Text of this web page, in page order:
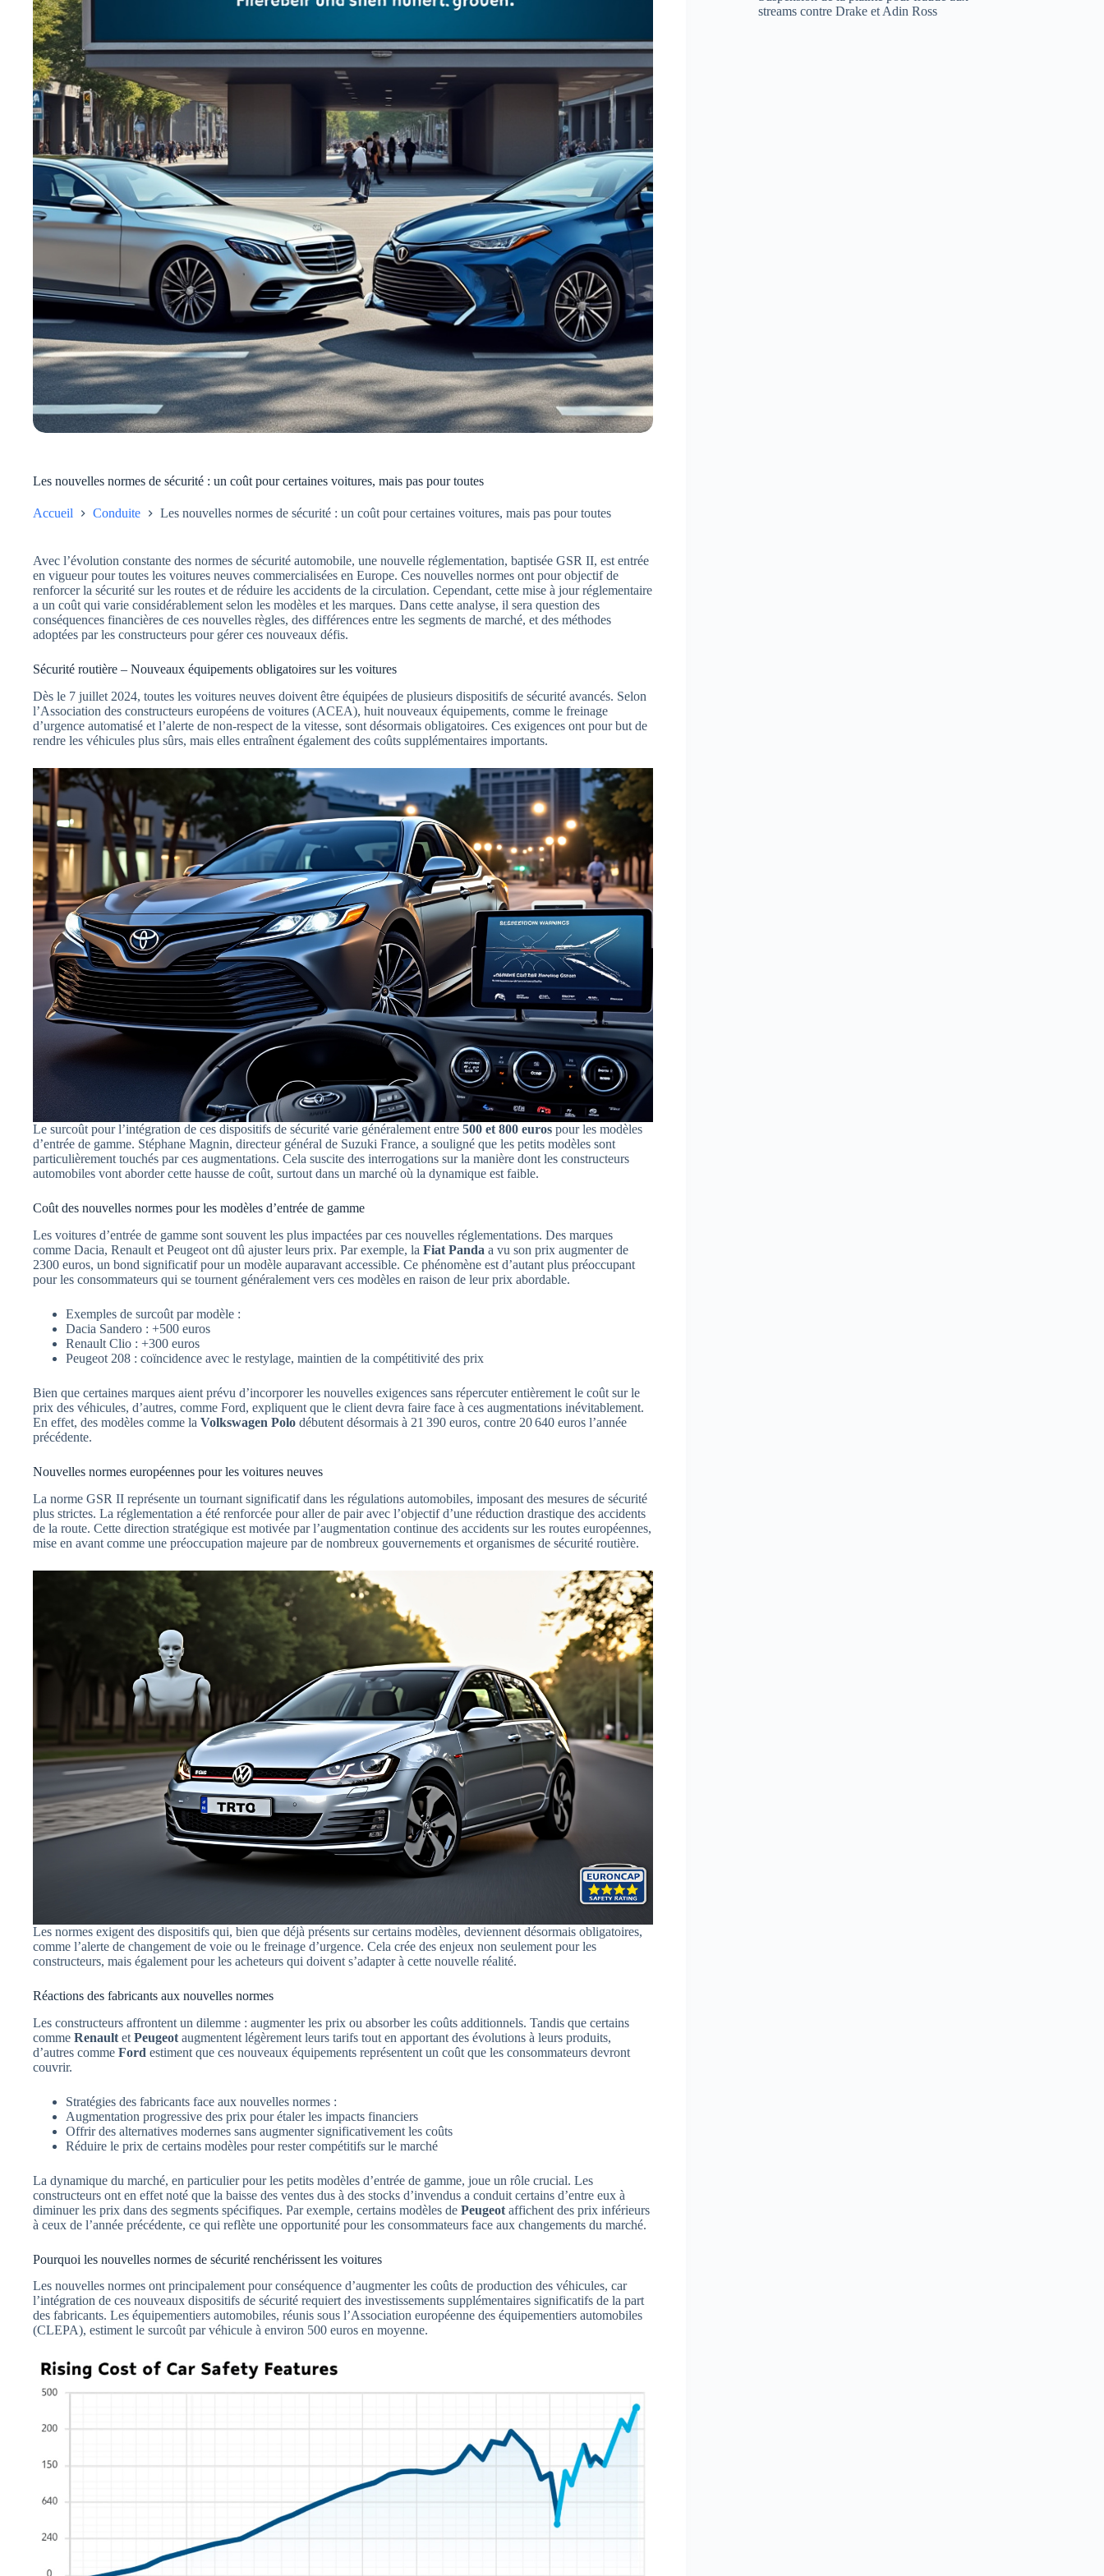
Les nouvelles normes de sécurité : un coût pour certaines voitures, mais pas pour toutes
Accueil Conduite Les nouvelles normes de sécurité : un coût pour certaines voitures, mais pas pour toutes
Avec l’évolution constante des normes de sécurité automobile, une nouvelle réglementation, baptisée GSR II, est entrée
en vigueur pour toutes les voitures neuves commercialisées en Europe. Ces nouvelles normes ont pour objectif de
renforcer la sécurité sur les routes et de réduire les accidents de la circulation. Cependant, cette mise à jour réglementaire
a un coût qui varie considérablement selon les modèles et les marques. Dans cette analyse, il sera question des
conséquences financières de ces nouvelles règles, des différences entre les segments de marché, et des méthodes
adoptées par les constructeurs pour gérer ces nouveaux défis.
Sécurité routière – Nouveaux équipements obligatoires sur les voitures
Dès le 7 juillet 2024, toutes les voitures neuves doivent être équipées de plusieurs dispositifs de sécurité avancés. Selon
l’Association des constructeurs européens de voitures (ACEA), huit nouveaux équipements, comme le freinage
d’urgence automatisé et l’alerte de non-respect de la vitesse, sont désormais obligatoires. Ces exigences ont pour but de
rendre les véhicules plus sûrs, mais elles entraînent également des coûts supplémentaires importants.
Le surcoût pour l’intégration de ces dispositifs de sécurité varie généralement entre 500 et 800 euros pour les modèles
d’entrée de gamme. Stéphane Magnin, directeur général de Suzuki France, a souligné que les petits modèles sont
particulièrement touchés par ces augmentations. Cela suscite des interrogations sur la manière dont les constructeurs
automobiles vont aborder cette hausse de coût, surtout dans un marché où la dynamique est faible.
Coût des nouvelles normes pour les modèles d’entrée de gamme
Les voitures d’entrée de gamme sont souvent les plus impactées par ces nouvelles réglementations. Des marques
comme Dacia, Renault et Peugeot ont dû ajuster leurs prix. Par exemple, la Fiat Panda a vu son prix augmenter de
2300 euros, un bond significatif pour un modèle auparavant accessible. Ce phénomène est d’autant plus préoccupant
pour les consommateurs qui se tournent généralement vers ces modèles en raison de leur prix abordable.
Exemples de surcoût par modèle :
Dacia Sandero : +500 euros
Renault Clio : +300 euros
Peugeot 208 : coïncidence avec le restylage, maintien de la compétitivité des prix
Bien que certaines marques aient prévu d’incorporer les nouvelles exigences sans répercuter entièrement le coût sur le
prix des véhicules, d’autres, comme Ford, expliquent que le client devra faire face à ces augmentations inévitablement.
En effet, des modèles comme la Volkswagen Polo débutent désormais à 21 390 euros, contre 20 640 euros l’année
précédente.
Nouvelles normes européennes pour les voitures neuves
La norme GSR II représente un tournant significatif dans les régulations automobiles, imposant des mesures de sécurité
plus strictes. La réglementation a été renforcée pour aller de pair avec l’objectif d’une réduction drastique des accidents
de la route. Cette direction stratégique est motivée par l’augmentation continue des accidents sur les routes européennes,
mise en avant comme une préoccupation majeure par de nombreux gouvernements et organismes de sécurité routière.
Les normes exigent des dispositifs qui, bien que déjà présents sur certains modèles, deviennent désormais obligatoires,
comme l’alerte de changement de voie ou le freinage d’urgence. Cela crée des enjeux non seulement pour les
constructeurs, mais également pour les acheteurs qui doivent s’adapter à cette nouvelle réalité.
Réactions des fabricants aux nouvelles normes
Les constructeurs affrontent un dilemme : augmenter les prix ou absorber les coûts additionnels. Tandis que certains
comme Renault et Peugeot augmentent légèrement leurs tarifs tout en apportant des évolutions à leurs produits,
d’autres comme Ford estiment que ces nouveaux équipements représentent un coût que les consommateurs devront
couvrir.
Stratégies des fabricants face aux nouvelles normes :
Augmentation progressive des prix pour étaler les impacts financiers
Offrir des alternatives modernes sans augmenter significativement les coûts
Réduire le prix de certains modèles pour rester compétitifs sur le marché
La dynamique du marché, en particulier pour les petits modèles d’entrée de gamme, joue un rôle crucial. Les
constructeurs ont en effet noté que la baisse des ventes dus à des stocks d’invendus a conduit certains d’entre eux à
diminuer les prix dans des segments spécifiques. Par exemple, certains modèles de Peugeot affichent des prix inférieurs
à ceux de l’année précédente, ce qui reflète une opportunité pour les consommateurs face aux changements du marché.
Pourquoi les nouvelles normes de sécurité renchérissent les voitures
Les nouvelles normes ont principalement pour conséquence d’augmenter les coûts de production des véhicules, car
l’intégration de ces nouveaux dispositifs de sécurité requiert des investissements supplémentaires significatifs de la part
des fabricants. Les équipementiers automobiles, réunis sous l’Association européenne des équipementiers automobiles
(CLEPA), estiment le surcoût par véhicule à environ 500 euros en moyenne.
streams contre Drake et Adin Ross